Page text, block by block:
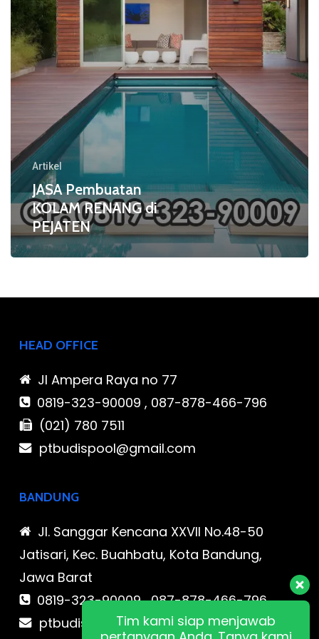
Artikel
JASA Pembuatan
KOLAM RENANG di
PEJATEN
HEAD OFFICE
Jl Ampera Raya no 77
0819-323-90009 , 087-878-466-796
(021) 780 7511
ptbudispool@gmail.com
BANDUNG
Jl. Sanggar Kencana XXVII No.48-50
Jatisari, Kec. Buahbatu, Kota Bandung,
Jawa Barat
0819-323-90009 , 087-878-466-796
ptbudispool@gmail.comTim kami siap menjawab